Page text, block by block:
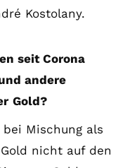
Kostolany.
seit Corona
andere
Gold?
Mischung als
nicht auf den